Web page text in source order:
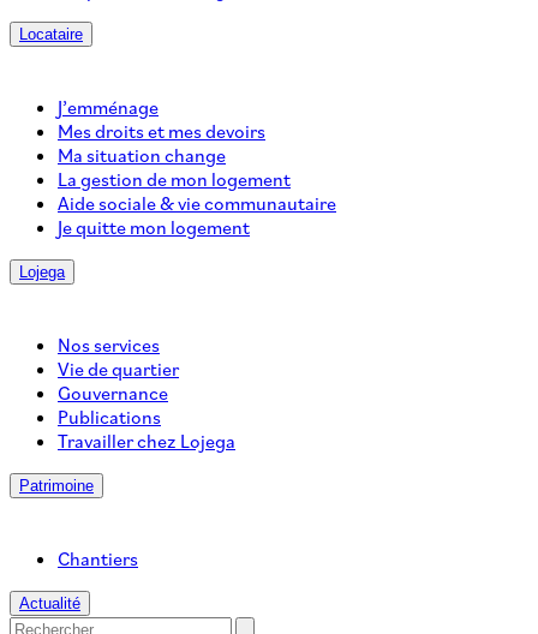
Locataire
J’emménage
Mes droits et mes devoirs
Ma situation change
La gestion de mon logement
Aide sociale & vie communautaire
Je quitte mon logement
Lojega
Nos services
Vie de quartier
Gouvernance
Publications
Travailler chez Lojega
Patrimoine
Chantiers
Actualité